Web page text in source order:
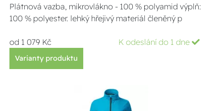
Plátnová vazba, mikrovlákno - 100 % polyamid výplň:
100 % polyester. lehký hřejivý materiál členěný p
od 1 079 Kč K odeslání do 1 dne
Varianty produktu